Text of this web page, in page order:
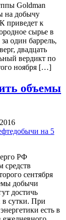
Goldman
на добычу
приведет к
сырье в
один баррель,
двадцать
вердикт по
ноября […]
объемы
РФ
средств
сентября
добычи
достичь
в сутки. При
есть в